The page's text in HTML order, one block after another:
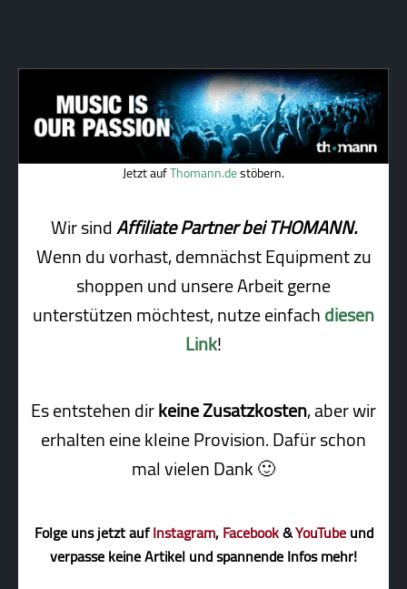
Jetzt aufThomann.destöbern.
Wir sindAffiliate Partner bei THOMANN.
Wenn du vorhast, demnächst Equipment zu
shoppen und unsere Arbeit gerne
unterstützen möchtest, nutze einfachdiesen
Link!
Es entstehen dirkeine Zusatzkosten, aber wir
erhalten eine kleine Pro­vi­sion. Dafür schon
mal vielen Dank 🙂
Folge uns jetzt aufInstagram,Facebook&YouTubeund
verpasse keine Artikel und spannende Infos mehr!